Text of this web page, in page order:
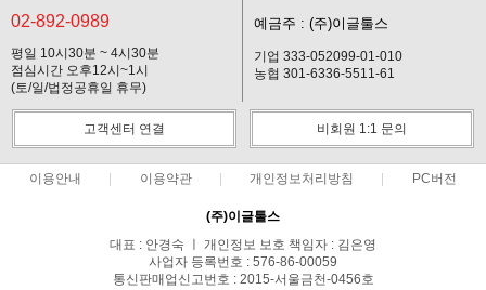
02-892-0989
평일 10시30분 ~ 4시30분
점심시간 오후12시~1시
(토/일/법정공휴일 휴무)
예금주 : (주)이글툴스
기업 333-052099-01-010
농협 301-6336-5511-61
고객센터 연결 비회원 1:1 문의
이용안내 이용약관 개인정보처리방침 PC버전
(주)이글툴스
대표 : 안경숙 ㅣ 개인정보 보호 책임자 : 김은영
사업자 등록번호 : 576-86-00059
통신판매업신고번호 : 2015-서울금천-0456호